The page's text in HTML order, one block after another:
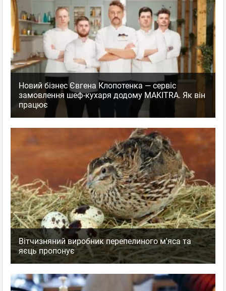
Новий бізнес Євгена Клопотенка — сервіс
замовлення шеф-кухаря додому MAKITRA. Як він
працює
Вітчизняний виробник перепелиного м'яса та
яєць пропонує